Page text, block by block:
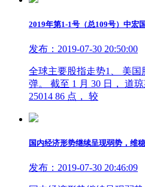
2019年第1-1号（总109号）中宏
发布：2019-07-30 20:50:00
全球主要股指走势1、 美国
弹。 截至 1 月 30 日， 道
25014 86 点， 较
国内经济形势继续呈现弱势，维
发布：2019-07-30 20:46:09